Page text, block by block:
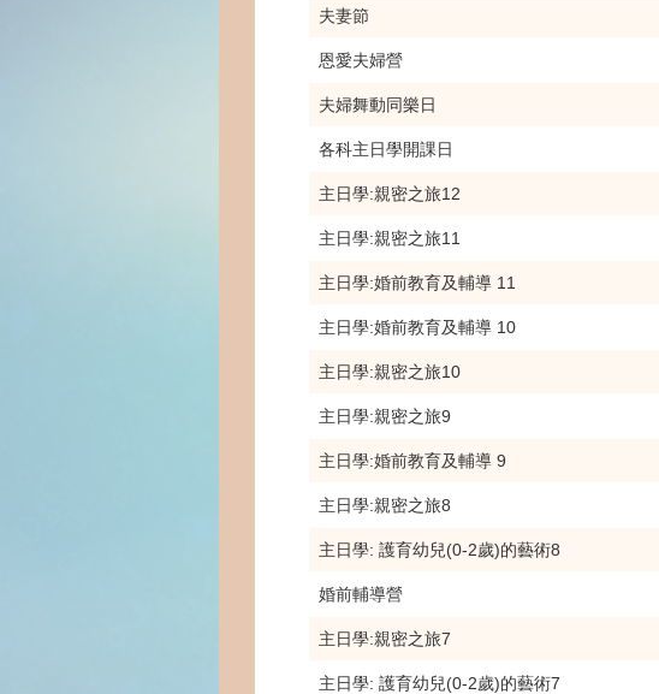
夫妻節
恩愛夫婦營
夫婦舞動同樂日
各科主日學開課日
主日學:親密之旅12
主日學:親密之旅11
主日學:婚前教育及輔導 11
主日學:婚前教育及輔導 10
主日學:親密之旅10
主日學:親密之旅9
主日學:婚前教育及輔導 9
主日學:親密之旅8
主日學: 護育幼兒(0-2歲)的藝術8
婚前輔導營
主日學:親密之旅7
主日學: 護育幼兒(0-2歲)的藝術7